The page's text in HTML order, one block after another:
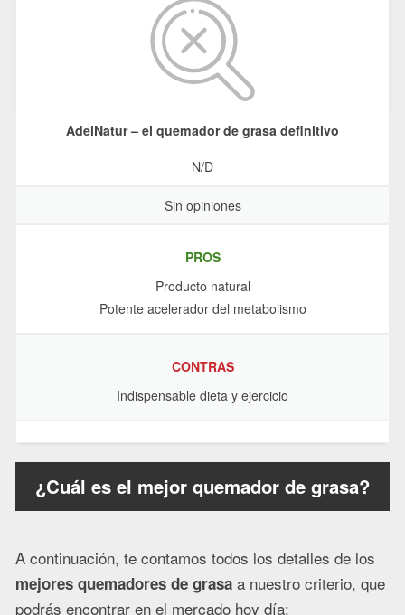
AdelNatur – el quemador de grasa definitivo
N/D
Sin opiniones
PROS
Producto natural
Potente acelerador del metabolismo
CONTRAS
Indispensable dieta y ejercicio
¿Cuál es el mejor quemador de grasa?
A continuación, te contamos todos los detalles de los
mejores quemadores de grasa a nuestro criterio, que
podrás encontrar en el mercado hoy día: